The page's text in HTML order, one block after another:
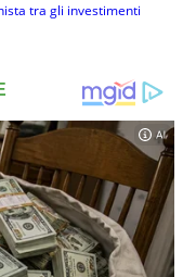
tra gli investimenti